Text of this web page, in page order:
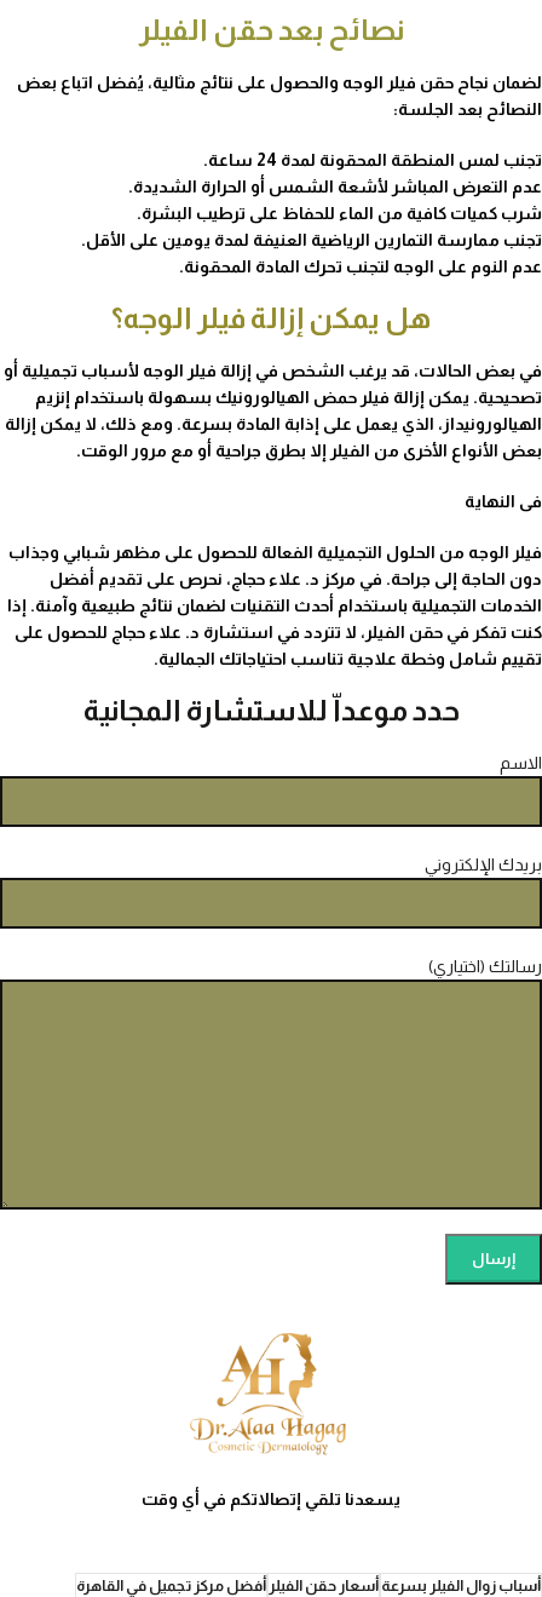
نصائح بعد حقن الفيلر
لضمان نجاح حقن فيلر الوجه والحصول على نتائج مثالية، يُفضل اتباع بعض
النصائح بعد الجلسة:
تجنب لمس المنطقة المحقونة لمدة 24 ساعة.
عدم التعرض المباشر لأشعة الشمس أو الحرارة الشديدة.
شرب كميات كافية من الماء للحفاظ على ترطيب البشرة.
تجنب ممارسة التمارين الرياضية العنيفة لمدة يومين على الأقل.
عدم النوم على الوجه لتجنب تحرك المادة المحقونة.
هل يمكن إزالة فيلر الوجه؟
في بعض الحالات، قد يرغب الشخص في إزالة فيلر الوجه لأسباب تجميلية أو
تصحيحية. يمكن إزالة فيلر حمض الهيالورونيك بسهولة باستخدام إنزيم
الهيالورونيداز، الذي يعمل على إذابة المادة بسرعة. ومع ذلك، لا يمكن إزالة
بعض الأنواع الأخرى من الفيلر إلا بطرق جراحية أو مع مرور الوقت.
فى النهاية
فيلر الوجه من الحلول التجميلية الفعالة للحصول على مظهر شبابي وجذاب
دون الحاجة إلى جراحة. في مركز د. علاء حجاج، نحرص على تقديم أفضل
الخدمات التجميلية باستخدام أحدث التقنيات لضمان نتائج طبيعية وآمنة. إذا
كنت تفكر في حقن الفيلر، لا تتردد في استشارة د. علاء حجاج للحصول على
تقييم شامل وخطة علاجية تناسب احتياجاتك الجمالية.
حدد موعداّ للاستشارة المجانية
الاسم
بريدك الإلكتروني
رسالتك (اختياري)
يسعدنا تلقي إتصالاتكم في أي وقت
أسباب زوال الفيلر بسرعة أسعار حقن الفيلر أفضل مركز تجميل في القاهرة